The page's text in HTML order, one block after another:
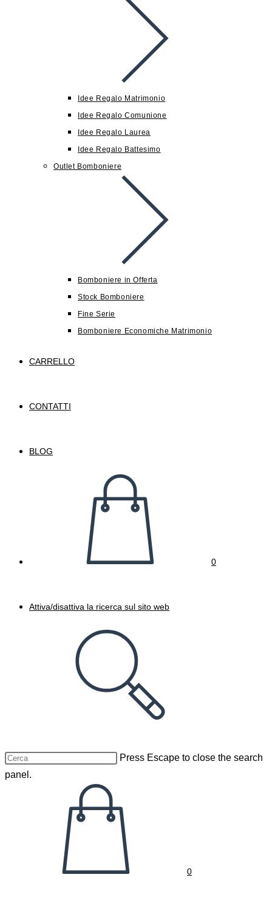
Idee Regalo Matrimonio
Idee Regalo Comunione
Idee Regalo Laurea
Idee Regalo Battesimo
Outlet Bomboniere
Bomboniere in Offerta
Stock Bomboniere
Fine Serie
Bomboniere Economiche Matrimonio
CARRELLO
CONTATTI
BLOG
0
Attiva/disattiva la ricerca sul sito web
Press Escape to close the search
panel.
0